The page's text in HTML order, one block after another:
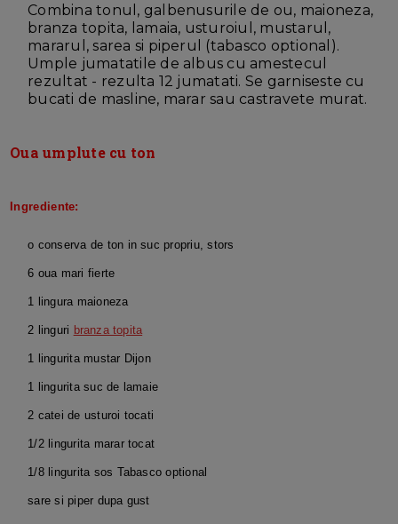
Combina tonul, galbenusurile de ou, maioneza,
branza topita, lamaia, usturoiul, mustarul,
mararul, sarea si piperul (tabasco optional).
Umple jumatatile de albus cu amestecul
rezultat - rezulta 12 jumatati. Se garniseste cu
bucati de masline, marar sau castravete murat.
Oua umplute cu ton
Ingrediente:
o conserva de ton in suc propriu, stors
6 oua mari fierte
1 lingura maioneza
2 linguri branza topita
1 lingurita mustar Dijon
1 lingurita suc de lamaie
2 catei de usturoi tocati
1/2 lingurita marar tocat
1/8 lingurita sos Tabasco optional
sare si piper dupa gust